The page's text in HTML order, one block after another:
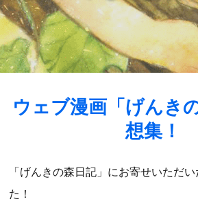
ウェブ漫画「げんき
想集！
「げんきの森日記」にお寄せいただ
た！